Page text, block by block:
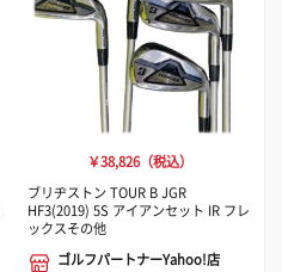
￥38,826（税込）
ブリヂストン TOUR B JGR
HF3(2019) 5S アイアンセット IR フレ
ックスその他
ゴルフパートナーYahoo!店